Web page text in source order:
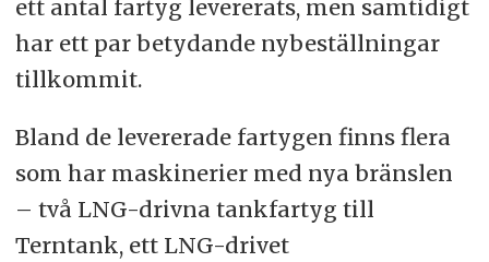
ett antal fartyg levererats, men samtidigt
har ett par betydande nybeställningar
tillkommit.
Bland de levererade fartygen finns flera
som har maskinerier med nya bränslen
– två LNG-drivna tankfartyg till
Terntank, ett LNG-drivet